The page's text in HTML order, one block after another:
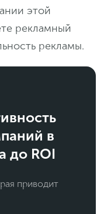
этой
рекламный
рекламы.
в
до ROI
приводит